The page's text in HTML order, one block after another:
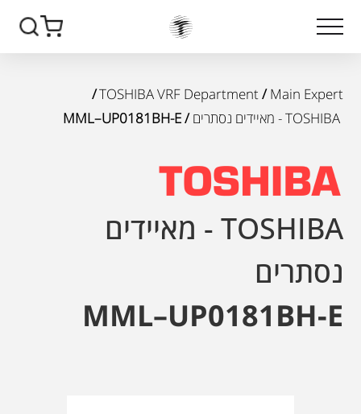
Main Expert
/
TOSHIBA VRF Department
/
TOSHIBA - מאיידים נסתרים
/ MML–UP0181BH-E
TOSHIBA - מאיידים
נסתרים
MML–UP0181BH-E